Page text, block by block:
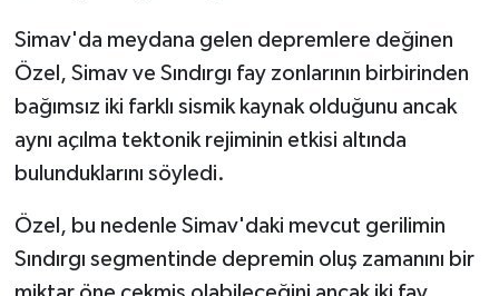
Simav'da meydana gelen depremlere değinen
Özel, Simav ve Sındırgı fay zonlarının birbirinden
bağımsız iki farklı sismik kaynak olduğunu ancak
aynı açılma tektonik rejiminin etkisi altında
bulunduklarını söyledi.
Özel, bu nedenle Simav'daki mevcut gerilimin
Sındırgı segmentinde depremin oluş zamanını bir
Edirne Müftülüğü
Elazığ Müftülüğü
Erzincan Müftülüğü
Erzurum Müftülüğü